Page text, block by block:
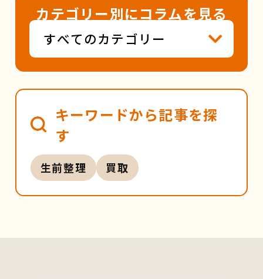
カテゴリー別にコラムを見る
キーワードから記事を探
す
生前整理 買取